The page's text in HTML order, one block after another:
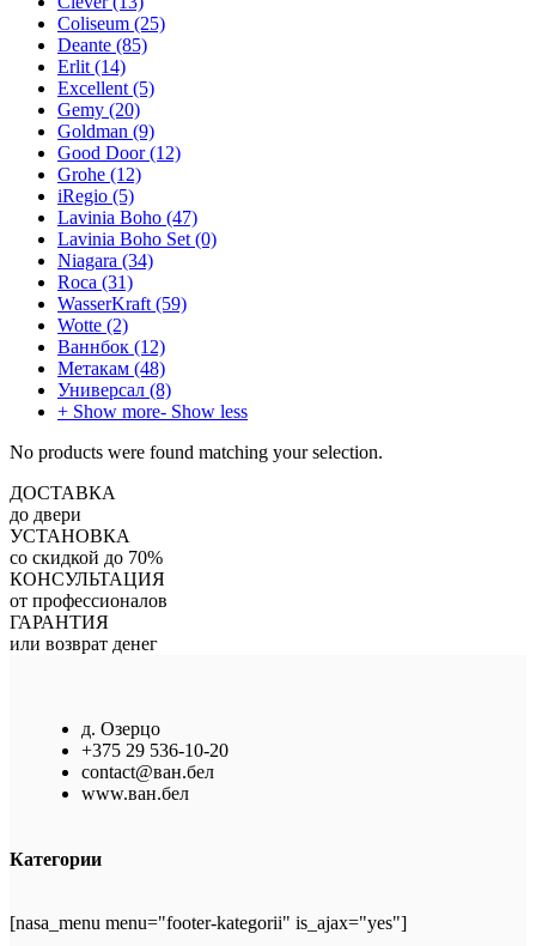
Coliseum (25)
Deante (85)
Erlit (14)
Excellent (5)
Gemy (20)
Goldman (9)
Good Door(12)
Grohe (12)
iRegio (5)
Lavinia Boho (47)
Lavinia Boho Set (0)
Niagara (34)
Roca (31)
WasserKraft (59)
Wotte (2)
Ваннбок (12)
Метакам (48)
Универсал (8)
+ Show more- Show less
No products were found matching your selection.
ДОСТАВКА
до двери
УСТАНОВКА
со скидкой до 70%
КОНСУЛЬТАЦИЯ
от профессионалов
ГАРАНТИЯ
или возврат денег
д. Озерцо
+375 29 536-10-20
contact@ван.бел
www.ван.бел
Категории
[nasa_menu menu="footer-kategorii" is_ajax="yes"]